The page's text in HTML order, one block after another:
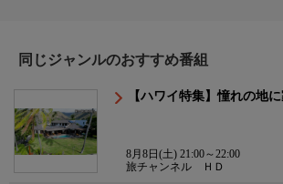
同じジャンルのおすすめ番組
【ハワイ特集】憧れの地
8月8日(土) 21:00～22:00
旅チャンネル ＨＤ